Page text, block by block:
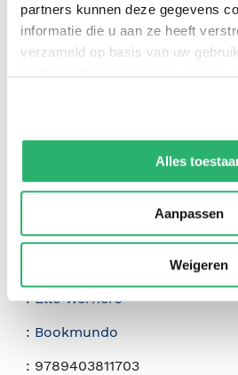
partners kunnen deze gegevens
informatie die u aan ze heeft
verzameld op basis van uw
kunt op ieder moment uw
We werken samen met42 derden
kunnen ontvangen en verwerken.
Alles
Aanpassen
Weigeren
:Elle Werners
: Bookmundo
: 9789403811703